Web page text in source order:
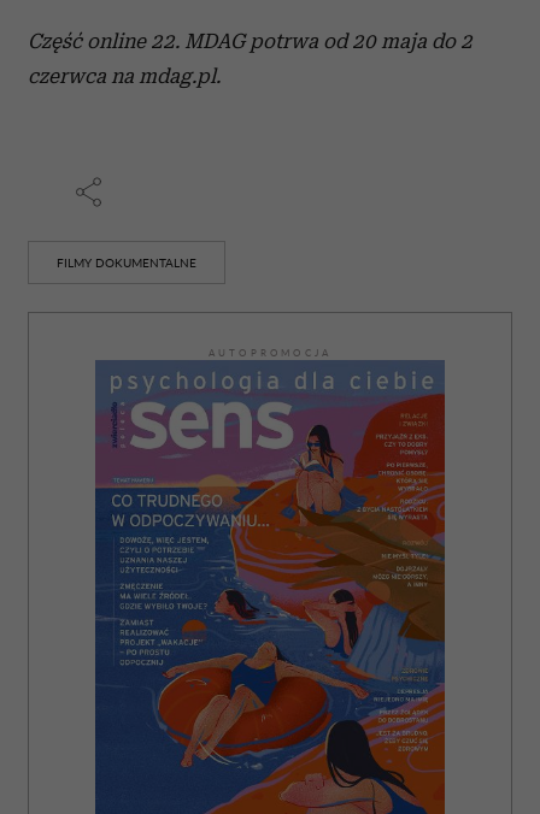
Część online 22. MDAG potrwa od 20 maja do 2
czerwca na mdag.pl.
FILMY DOKUMENTALNE
AUTOPROMOCJA